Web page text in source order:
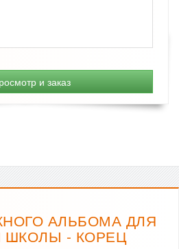
и заказ
АЛЬБОМА ДЛЯ
- КОРЕЦ